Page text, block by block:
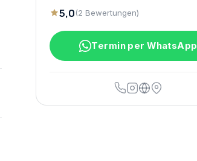
5,0(2 Bewertungen)
Termin per WhatsApp